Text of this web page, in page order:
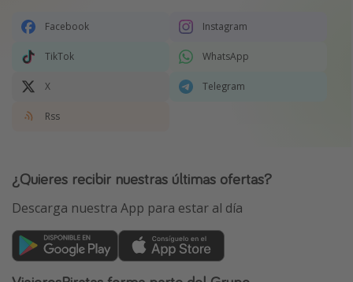
Facebook Instagram
TikTok WhatsApp
X Telegram
Rss
¿Quieres recibir nuestras últimas ofertas?
Descarga nuestra App para estar al día